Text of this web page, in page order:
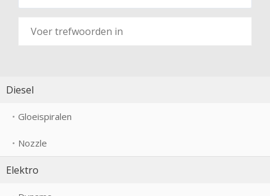
Diesel
Gloeispiralen
Nozzle
Elektro